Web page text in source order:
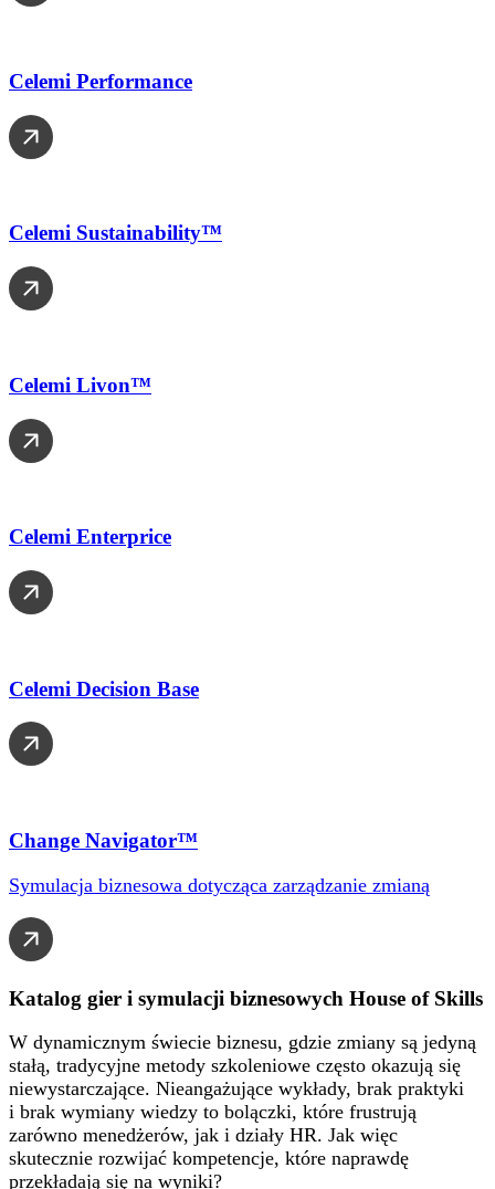
Celemi Performance
Celemi Sustainability™
Celemi Livon™
Celemi Enterprice
Celemi Decision Base
Change Navigator™
Symulacja biznesowa dotycząca zarządzanie zmianą
Katalog gier i symulacji biznesowych House of Skills
W dynamicznym świecie biznesu, gdzie zmiany są jedyną
stałą, tradycyjne metody szkoleniowe często okazują się
niewystarczające. Nieangażujące wykłady, brak praktyki
i brak wymiany wiedzy to bolączki, które frustrują
zarówno menedżerów, jak i działy HR. Jak więc
skutecznie rozwijać kompetencje, które naprawdę
przekładają się na wyniki?